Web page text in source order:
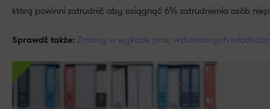
którą powinni zatrudnić aby osiągnąć 6% zatrudnienia osób
Sprawdź także: Zmiany w wykazie prac wzbronionych